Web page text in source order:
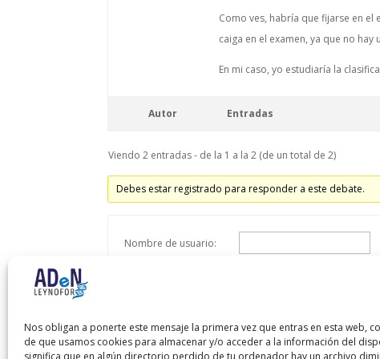
Nos obligan a ponerte este mensaje la primera vez que entras en esta web,
de que usamos cookies para almacenar y/o acceder a la información del
significa que en algún directorio perdido de tu ordenador hay un archivo
Como ves, habría que fijarse en
caiga en el examen, ya que no
En mi caso, yo estudiaría la
Autor Entradas
Viendo 2 entradas - de la 1 a la 2 (de un total de 2)
Debes estar registrado para responder a este debate.
Nombre de usuario: